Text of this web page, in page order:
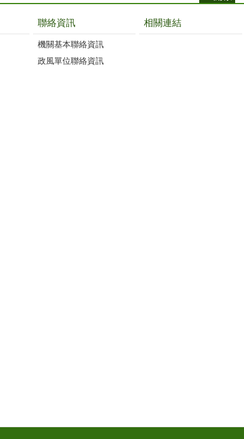
聯絡資訊
機關基本聯絡資訊
政風單位聯絡資訊
相關連結